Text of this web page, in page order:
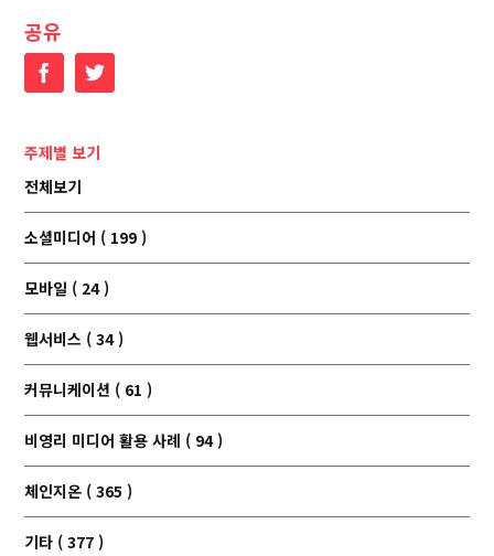
공유
FacebookTwitter
주제별 보기
전체보기
소셜미디어 ( 199 )
모바일 ( 24 )
웹서비스 ( 34 )
커뮤니케이션 ( 61 )
비영리 미디어 활용 사례 ( 94 )
체인지온 ( 365 )
기타 ( 377 )